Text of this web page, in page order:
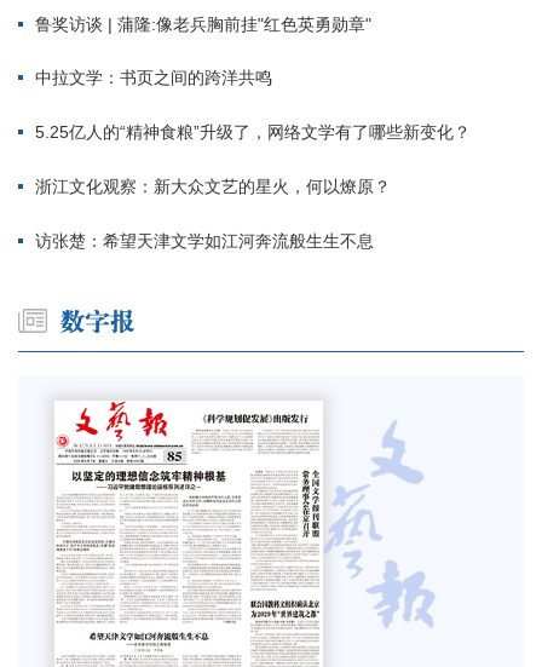
鲁奖访谈 | 蒲隆:像老兵胸前挂"红色英勇勋章"
中拉文学：书页之间的跨洋共鸣
5.25亿人的“精神食粮”升级了，网络文学有了哪些新变化？
浙江文化观察：新大众文艺的星火，何以燎原？
访张楚：希望天津文学如江河奔流般生生不息